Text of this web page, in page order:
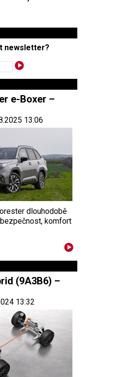
newsletter?
e-Boxer –
13:06
dlouhodobě
komfort
(9A3B6) –
13:32